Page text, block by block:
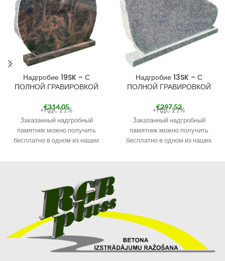
Надгробие 19SK – С
ПОЛНОЙ ГРАВИРОВКОЙ
€314,05
+НДС 21%
Заказанный надгробный
памятник можно получить
бесплатно в одном из наших
При оформлении заказа
выберите «Самовывоз в
Кандаве» и в примечаниях
укажите филиал, в котором
хотите получить надгробие.
Получить заказанный
надгробный памятник по
указанному Вами адресу также
Надгробие 13SK – С
ПОЛНОЙ ГРАВИРОВКОЙ
€297,52
+НДС 21%
Заказанный надгробный
памятник можно получить
бесплатно в одном из наших
хотите получить надгробие.
Получить заказанный
надгробный памятник по
указанному Вами адресу также